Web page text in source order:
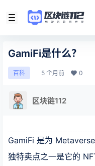
GamiFi是什么？
百科 5 个月前 0
区块链112
GamiFi 是为
独特卖点之一是它的